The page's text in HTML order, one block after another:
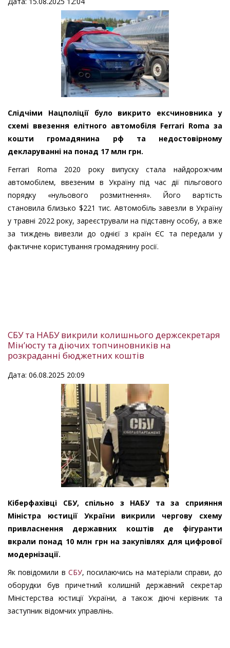
Слідчіми Нацполіції було викрито ексчиновника у
схемі ввезення елітного автомобіля Ferrari Roma за
кошти громадянина рф та недостовірному
декларуванні на понад 17 млн грн.
Ferrari Roma 2020 року випуску стала найдорожчим
автомобілем, ввезеним в Україну під час дії пільгового
порядку «нульового розмитнення». Його вартість
становила близько $221 тис. Автомобіль завезли в Україну
у травні 2022 року, зареєстрували на підставну особу, а вже
за тиждень вивезли до однієї з країн ЄС та передали у
фактичне користування громадянину росії.
СБУ та НАБУ викрили колишнього держсекретаря
Мін’юсту та діючих топчиновників на
розкраданні бюджетних коштів
Дата: 06.08.2025 20:09
Кіберфахівці СБУ, спільно з НАБУ та за сприяння
Міністра юстиції України викрили чергову схему
привласнення державних коштів де фігуранти
вкрали понад 10 млн грн на закупівлях для цифрової
модернізації.
Як повідомили в СБУ, посилаючись на матеріали справи, до
оборудки був причетний колишній державний секретар
Міністерства юстиції України, а також діючі керівник та
заступник відомчих управлінь.